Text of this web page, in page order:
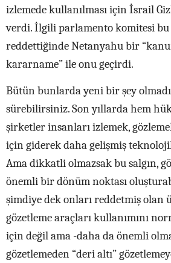
izlemede kullanılması için İsrail
verdi. İlgili parlamento komitesi
reddettiğinde Netanyahu bir
kararname” ile onu geçirdi.
Bütün bunlarda yeni bir şey
sürebilirsiniz. Son yıllarda hem
şirketler insanları izlemek,
için giderek daha gelişmiş
Ama dikkatli olmazsak bu salgın,
önemli bir dönüm noktası
şimdiye dek onları reddetmiş olan
gözetleme araçları kullanımını
için değil ama -daha da önemli
gözetlemeden “deri altı”